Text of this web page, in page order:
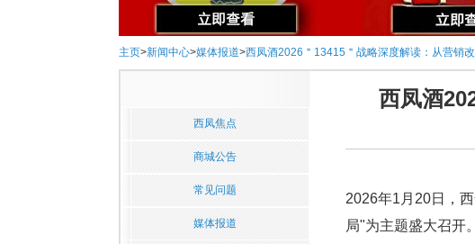
主页>新闻中心>媒体报道>西凤酒2026＂13415＂战略深度解读：从营销
西凤焦点
商城公告
常见问题
媒体报道
西凤酒
2026年1月20日，
局"为主题盛大召开